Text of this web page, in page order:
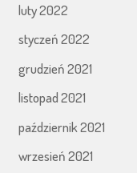
luty 2022
styczeń 2022
grudzień 2021
listopad 2021
październik 2021
wrzesień 2021